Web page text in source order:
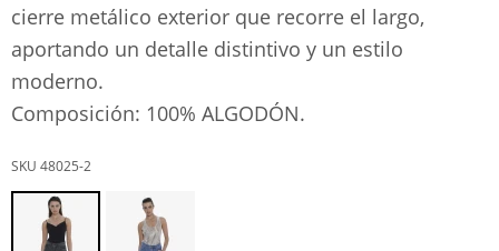
cierre metálico exterior que recorre el largo,
aportando un detalle distintivo y un estilo
moderno.
Composición: 100% ALGODÓN.
48025-2